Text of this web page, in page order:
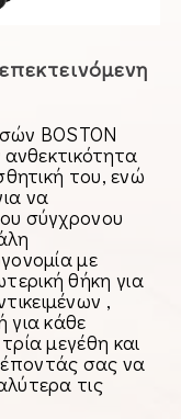
BOSTON
του, ενώ
να
σύγχρονου
με
θήκη για
,
για κάθε
μεγέθη και
σας να
τις